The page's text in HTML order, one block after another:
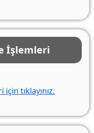
İşlemleri
tıklayınız.